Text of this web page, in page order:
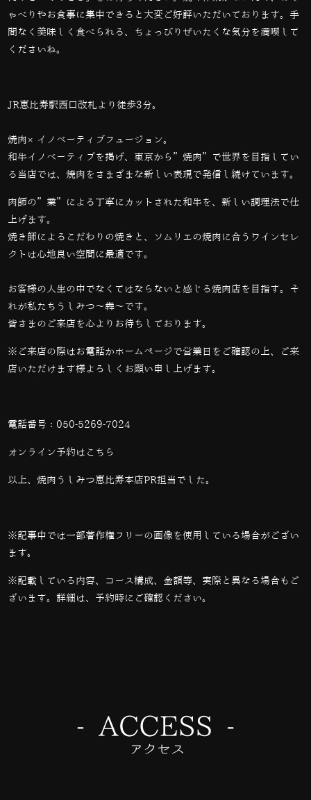
ゃべりやお食事に集中できると大変ご好評いただいております。手
間なく美味しく食べられる、ちょっぴりぜいたくな気分を満喫して
くださいね。
JR恵比寿駅西口改札より徒歩3分。
焼肉×イノベーティブフュージョン。
和牛イノベーティブを掲げ、東京から”焼肉”で世界を目指してい
る当店では、焼肉をさまざまな新しい表現で発信し続けています。
肉師の”業”による丁寧にカットされた和牛を、新しい調理法で仕
上げます。
焼き師によるこだわりの焼きと、ソムリエの焼肉に合うワインセレ
クトは心地良い空間に最適です。
お客様の人生の中でなくてはならないと感じる焼肉店を目指す。そ
れが私たちうしみつ～犇～です。
皆さまのご来店を心よりお待ちしております。
※ご来店の際はお電話かホームページで営業日をご確認の上、ご来
店いただけます様よろしくお願い申し上げます。
電話番号： 050-5269-7024
オンライン予約は こちら
以上、焼肉うしみつ恵比寿本店PR担当でした。
※記事中では一部著作権フリーの画像を使用している場合がござい
ます。
※記載している内容、コース構成、金額等、実際と異なる場合もご
ざいます。詳細は、予約時にご確認ください。